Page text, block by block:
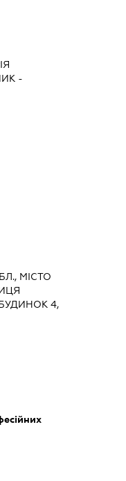
-
МІСТО
4,